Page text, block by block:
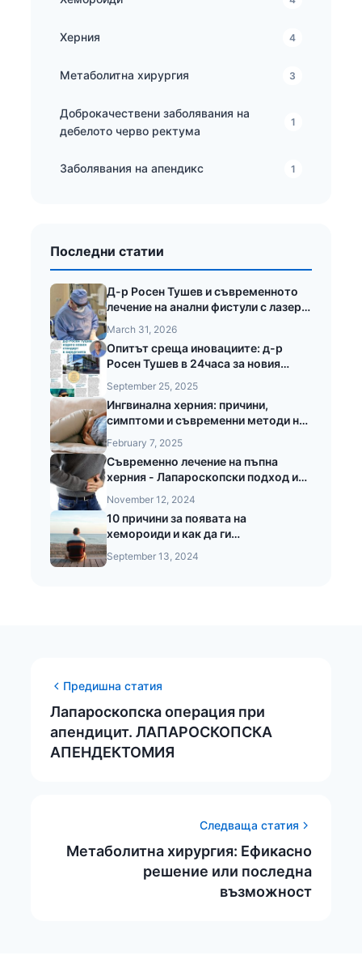
Херния 4
Метаболитна хирургия 3
Доброкачествени заболявания на
дебелото черво ректума
1
Заболявания на апендикс 1
Последни статии
Д-р Росен Тушев и съвременното
лечение на анални фистули с лазер
March 31, 2026
Опитът среща иновациите: д-р
Росен Тушев в 24часа за новия
September 25, 2025
Ингвинална херния: причини,
симптоми и съвременни методи на
February 7, 2025
Съвременно лечение на пъпна
херния - Лапароскопски подход и
операция на пъпната херния
November 12, 2024
10 причини за появата на
хемороиди и как да ги
September 13, 2024
Предишна статия
Лапароскопска операция при
апендицит. ЛАПАРОСКОПСКА
АПЕНДЕКТОМИЯ
Следваща статия
Метаболитна хирургия: Ефикасно
решение или последна
възможност